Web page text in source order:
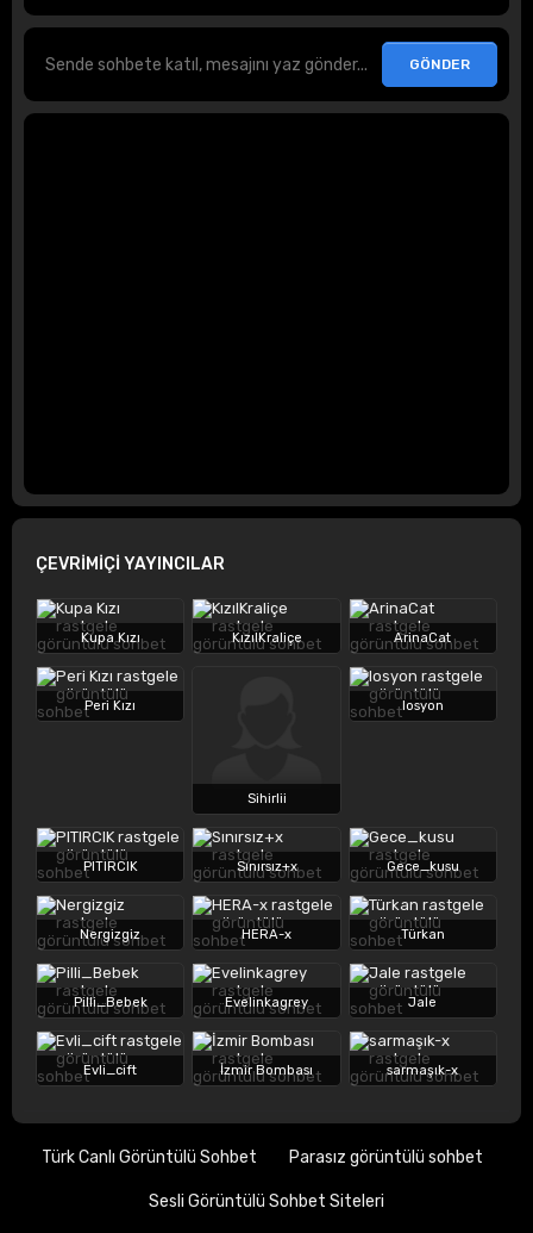
ÇEVRİMİÇİ YAYINCILAR
Kupa Kızı KızılKraliçe ArinaCat
Peri Kızı
Sihirlii
losyon
PITIRCIK Sınırsız+x Gece_kusu
Nergizgiz HERA-x Türkan
Pilli_Bebek Evelinkagrey Jale
Evli_cift İzmir Bombası sarmaşık-x
Türk Canlı Görüntülü Sohbet Parasız görüntülü sohbet
Sesli Görüntülü Sohbet Siteleri